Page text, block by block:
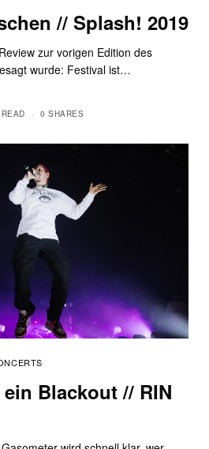
// Splash! 2019
zur vorigen Edition des
wurde: Festival ist…
0 SHARES
Blackout // RIN